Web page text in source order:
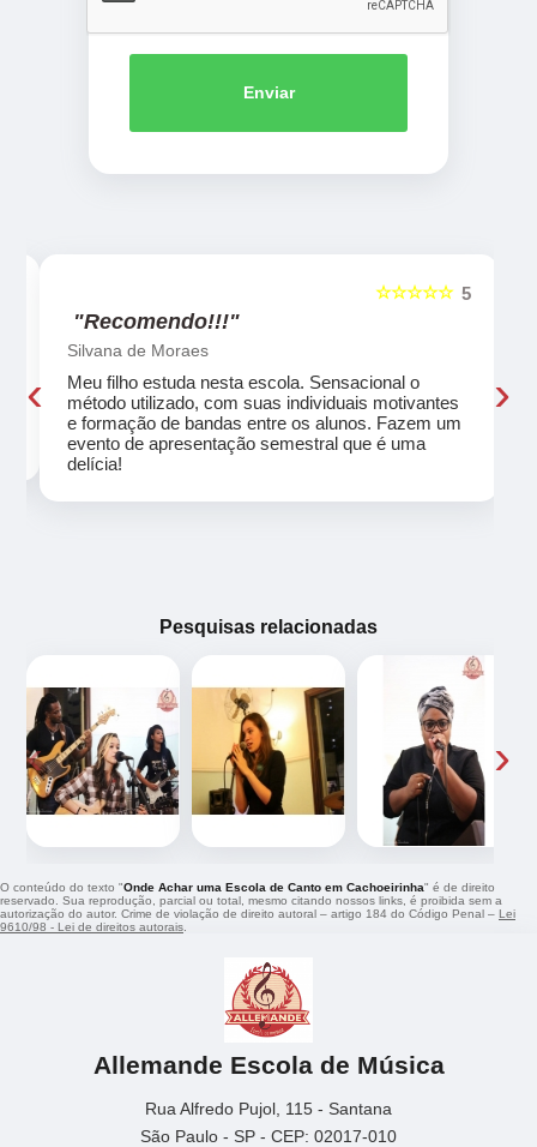
Enviar
5
☆☆☆☆☆
"Recomendo!!!"
Silvana de Moraes
Meu filho estuda nesta escola. Sensacional o
método utilizado, com suas individuais motivantes
e formação de bandas entre os alunos. Fazem um
evento de apresentação semestral que é uma
delícia!
‹ ›
Pesquisas relacionadas
‹ ›
O conteúdo do texto "Onde Achar uma Escola de Canto em Cachoeirinha" é de direito
reservado. Sua reprodução, parcial ou total, mesmo citando nossos links, é proibida sem a
autorização do autor. Crime de violação de direito autoral – artigo 184 do Código Penal – Lei
9610/98 - Lei de direitos autorais
Allemande Escola de Música
Rua Alfredo Pujol, 115 - Santana
São Paulo - SP - CEP: 02017-010